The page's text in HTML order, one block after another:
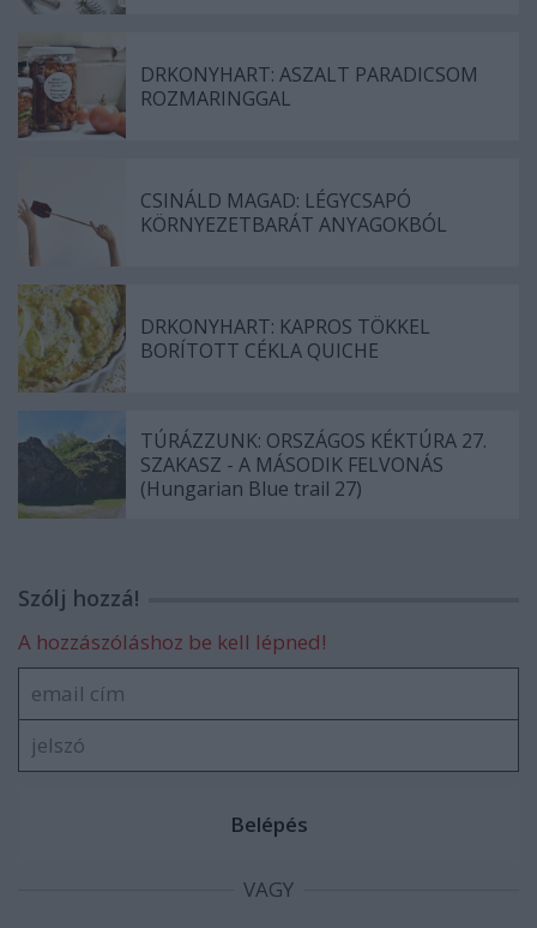
DRKONYHART: ASZALT PARADICSOM
ROZMARINGGAL
CSINÁLD MAGAD: LÉGYCSAPÓ
KÖRNYEZETBARÁT ANYAGOKBÓL
DRKONYHART: KAPROS TÖKKEL
BORÍTOTT CÉKLA QUICHE
TÚRÁZZUNK: ORSZÁGOS KÉKTÚRA 27.
SZAKASZ - A MÁSODIK FELVONÁS
(Hungarian Blue trail 27)
Szólj hozzá!
A hozzászóláshoz be kell lépned!
VAGY